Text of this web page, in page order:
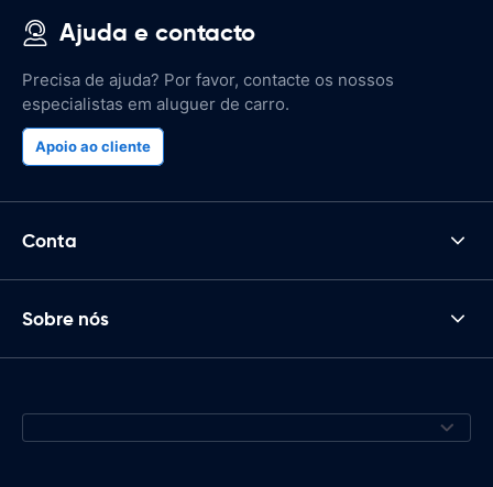
Ajuda e contacto
Precisa de ajuda? Por favor, contacte os nossos
especialistas em aluguer de carro.
Apoio ao cliente
Conta
Sobre nós